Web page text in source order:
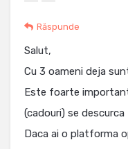
Răspunde
Salut,
Cu 3 oameni deja
Este foarte
(cadouri) se
Daca ai o platforma